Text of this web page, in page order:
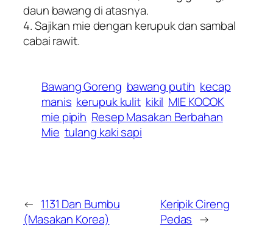
daun bawang di atasnya.
4. Sajikan mie dengan kerupuk dan sambal
cabai rawit.
Bawang Goreng bawang putih kecap
manis kerupuk kulit kikil MIE KOCOK
mie pipih Resep Masakan Berbahan
Mie tulang kaki sapi
← 1131 Dan Bumbu
(Masakan Korea)
Keripik Cireng
Pedas →